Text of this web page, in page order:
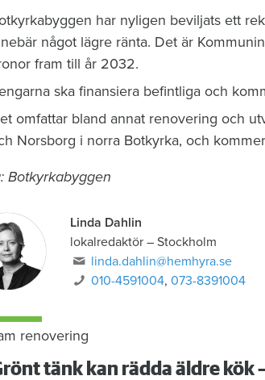
har nyligen beviljats ett
något lägre ränta. Det är
fram till år 2032.
ska finansiera befintliga och
omfattar bland annat renovering och
Norsborg i norra Botkyrka, och
Botkyrkabyggen
Linda Dahlin
lokalredaktör – Stockholm
linda.dahlin@hemhyra.se
010-4591004,073-8391004
renovering
tänk kan rädda äldre kök